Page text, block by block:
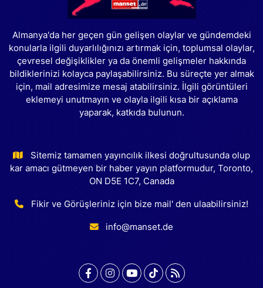
Almanya'da her geçen gün gelişen olaylar ve gündemdeki
konularla ilgili duyarlılığınızı artırmak için, toplumsal olaylar,
çevresel değişiklikler ya da önemli gelişmeler hakkında
bildiklerinizi kolayca paylaşabilirsiniz. Bu süreçte yer almak
için, mail adresimize mesaj atabilirsiniz. İlgili görüntüleri
eklemeyi unutmayın ve olayla ilgili kısa bir açıklama
yaparak, katkıda bulunun.
Sitemiz tamamen yayıncılık ilkesi doğrultusunda olup
kar amacı gütmeyen bir haber yayın platformudur, Toronto,
ON D5E 1C7, Canada
Fikir ve Görüşleriniz için bize mail' den ulaabilirsiniz!
info@manset.de